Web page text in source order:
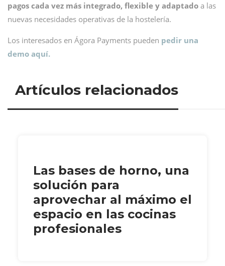
pagos cada vez más integrado, flexible y adaptado a las
nuevas necesidades operativas de la hostelería.
Los interesados en Ágora Payments pueden pedir una
demo aquí.
Artículos relacionados
Las bases de horno, una
solución para
aprovechar al máximo el
espacio en las cocinas
profesionales